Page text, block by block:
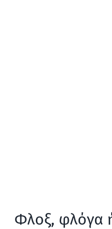
Φλοξ, φλόγα